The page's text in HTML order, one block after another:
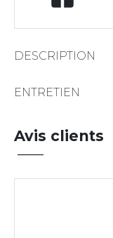
DESCRIPTION
ENTRETIEN
Avis clients